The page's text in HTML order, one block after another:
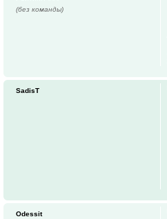
(без команды)
SadisT
Odessit